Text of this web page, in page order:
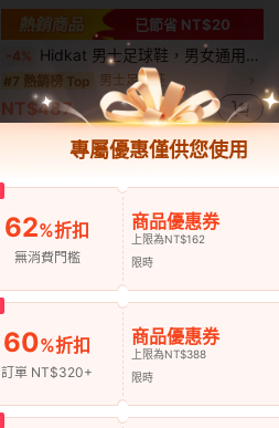
已節省 NT$20
-4% Hidkat 男士足球鞋，男女通用专业防滑人造草坪足球鞋，室内/室外专业五人制足球训练运动鞋
#7 熱銷榜 Top 男士足球鞋
NT$487
專屬優惠僅供您使用
62%折扣
無消費門檻
商品優惠券
上限為NT$162
限時
60%折扣
訂單 NT$320+
商品優惠券
上限為NT$388
限時